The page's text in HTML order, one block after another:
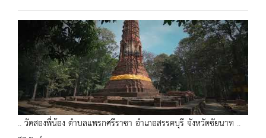
.. วัดสองพี่น้อง ตำบลแพรกศรีราชา อำเภอสรรคบุรี จังหวัดชัยนาท ..